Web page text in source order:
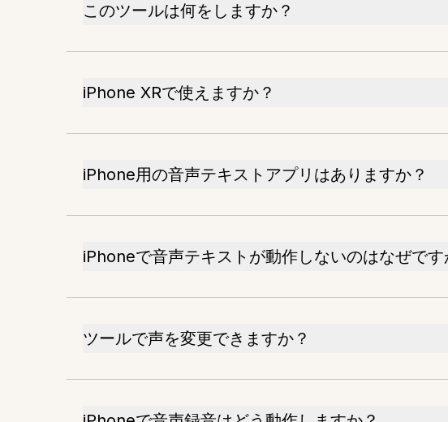
このツールは何をしますか？
iPhone XRで使えますか？
iPhone用の音声テキストアプリはありますか？
iPhoneで音声テキストが動作しないのはなぜです
ツールで声を変更できますか？